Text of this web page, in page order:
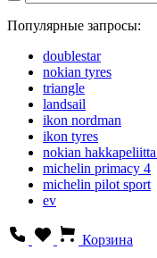
Популярные запросы:
doublestar
nokian tyres
triangle
landsail
ikon nordman
ikon tyres
nokian
michelin primacy 4
michelin pilot sport
ev
Корзина